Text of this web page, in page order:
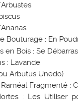
Bouturage : En
en Bois : Se
: Lavande
Arbutus Unedo)
Raméal Fragmenté :
: Les Utiliser